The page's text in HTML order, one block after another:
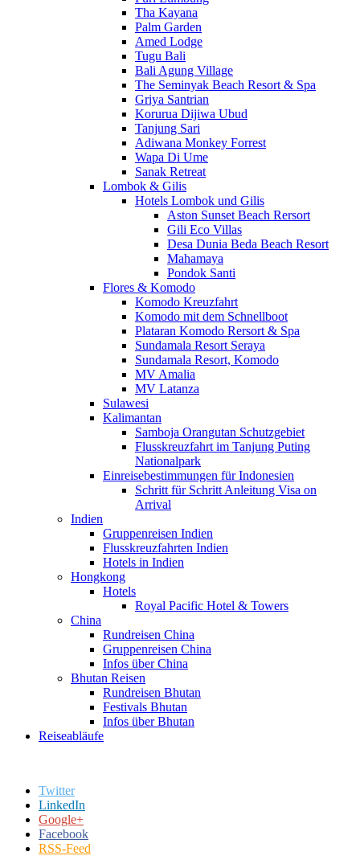
Tha Kayana
Palm Garden
Amed Lodge
Tugu Bali
Bali Agung Village
The Seminyak Beach Resort & Spa
Griya Santrian
Korurua Dijiwa Ubud
Tanjung Sari
Adiwana Monkey Forrest
Wapa Di Ume
Sanak Retreat
Lombok & Gilis
Hotels Lombok und Gilis
Aston Sunset Beach Rersort
Gili Eco Villas
Desa Dunia Beda Beach Resort
Mahamaya
Pondok Santi
Flores & Komodo
Komodo Kreuzfahrt
Komodo mit dem Schnellboot
Plataran Komodo Rersort & Spa
Sundamala Resort Seraya
Sundamala Resort, Komodo
MV Amalia
MV Latanza
Sulawesi
Kalimantan
Samboja Orangutan Schutzgebiet
Flusskreuzfahrt im Tanjung Puting
Nationalpark
Einreisebestimmungen für Indonesien
Schritt für Schritt Anleitung Visa on
Arrival
Indien
Gruppenreisen Indien
Flusskreuzfahrten Indien
Hotels in Indien
Hongkong
Hotels
Royal Pacific Hotel & Towers
China
Rundreisen China
Gruppenreisen China
Infos über China
Bhutan Reisen
Rundreisen Bhutan
Festivals Bhutan
Infos über Bhutan
Reiseabläufe
Twitter
LinkedIn
Google+
Facebook
RSS-Feed